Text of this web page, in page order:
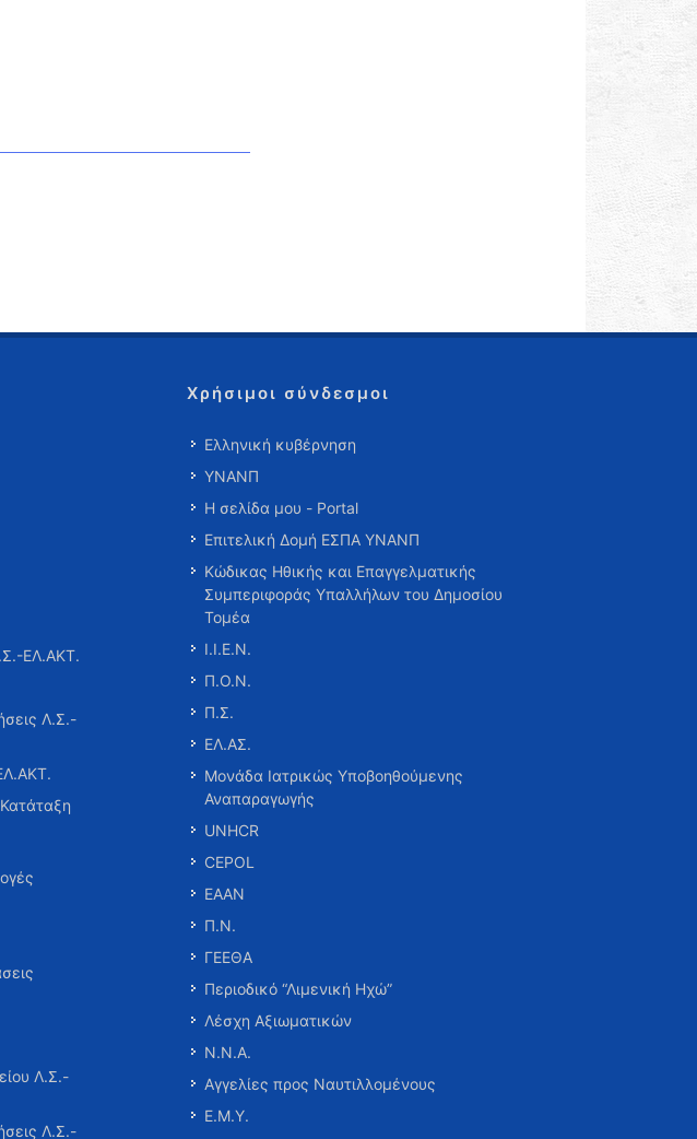
ΕΛ.ΑΚΤ.
Λ.Σ.-
Λ.Σ.-
Λ.Σ.-
Χρήσιμοι σύνδεσμοι
Ελληνική κυβέρνηση
ΥΝΑΝΠ
Η σελίδα μου - Portal
Επιτελική Δομή ΕΣΠΑ ΥΝΑΝΠ
Κώδικας Ηθικής και Επαγγελματικής
Συμπεριφοράς Υπαλλήλων του Δημοσίου
Τομέα
Ι.Ι.Ε.Ν.
Π.Ο.Ν.
Π.Σ.
ΕΛ.ΑΣ.
Μονάδα Ιατρικώς Υποβοηθούμενης
Αναπαραγωγής
UNHCR
CEPOL
ΕΑΑΝ
Π.Ν.
ΓΕΕΘΑ
Περιοδικό “Λιμενική Ηχώ”
Λέσχη Αξιωματικών
Ν.Ν.Α.
Αγγελίες προς Ναυτιλλομένους
Ε.Μ.Υ.